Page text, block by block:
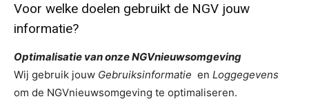
Voor welke doelen gebruikt de NGV jouw
informatie?
Optimalisatie van onze NGVnieuwsomgeving
Wij gebruik jouw Gebruiksinformatie en Loggegevens
om de NGVnieuwsomgeving te optimaliseren.